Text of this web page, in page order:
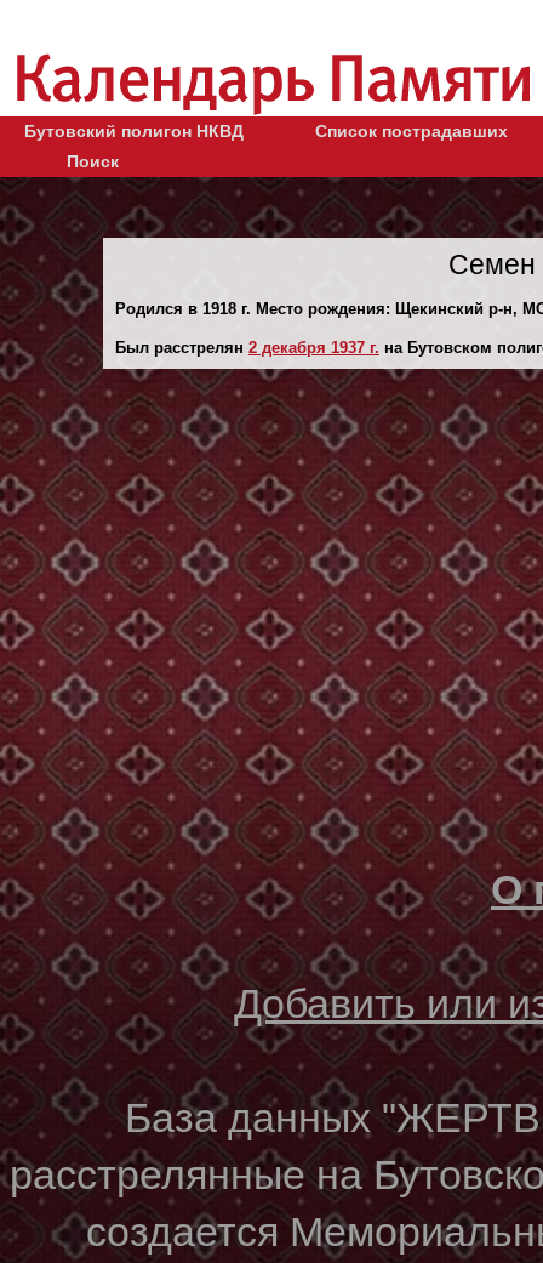
Бутовский полигон НКВД
Список пострадавших
Поиск
Семен
Родился в 1918 г. Место рождения: Щекинский р-н,
Был расстрелян 2 декaбря 1937 г. на Бутовском
О
Добавить или
База данных
расстрелянные на
создается